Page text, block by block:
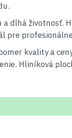
dlhá životnosť.
pre
kvality a
Hliníková